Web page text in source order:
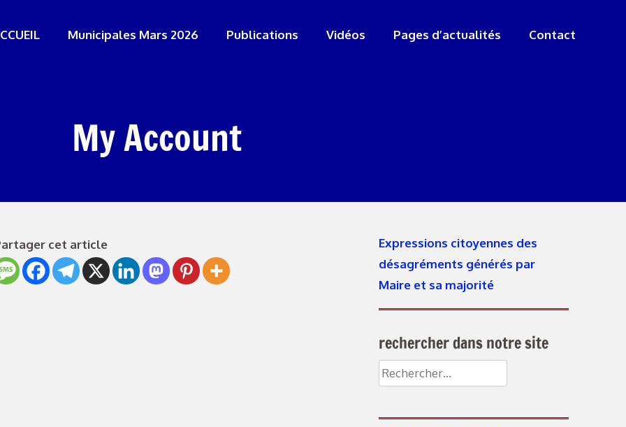
Municipales Mars 2026 Publications Vidéos Pages d’actualités Contact
My Account
cet article
Expressions citoyennes des
désagréments générés par
Maire et sa majorité
rechercher dans notre site
Rechercher :